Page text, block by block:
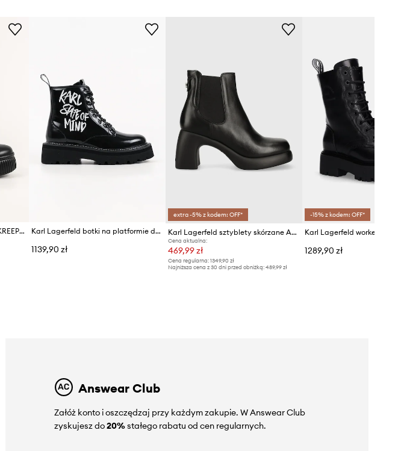
Karl Lagerfeld botki skórzane KREEPER LO Karl Lagerfeld botki na platformie damskie skórzane Kyla
1139,90 zł
extra -5% z kodem: OFF*
Karl Lagerfeld sztyblety skórzane ASTRAGON
Cena aktualna:
469,99 zł
Cena regularna:1349,90 zł
Najniższa cena z 30 dni przed obniżką:489,99 zł
-15% z kodem: OFF*
1289,90 zł
Answear Club
Załóż konto i oszczędzaj przy każdym zakupie. W Answear Club
zyskujesz do20%stałego rabatu od cen regularnych.